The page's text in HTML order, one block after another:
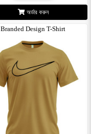
অর্ডার করুন
Branded Design T-Shirt